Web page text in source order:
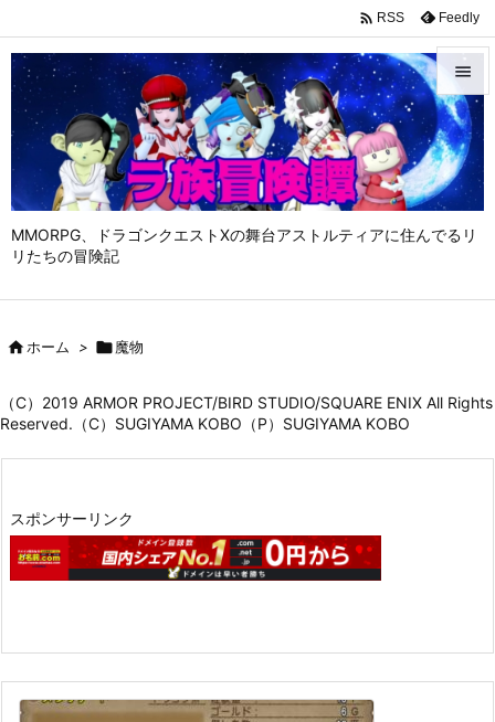
MMORPG、ドラゴンクエストⅩの舞台アストルティアに住んでるリ
リたちの冒険記


メニュ

サイド

 RSS Feedly
ホーム > 魔物
（C）2019 ARMOR PROJECT/BIRD STUDIO/SQUARE ENIX All Rights
Reserved.（C）SUGIYAMA KOBO（P）SUGIYAMA KOBO
スポンサーリンク